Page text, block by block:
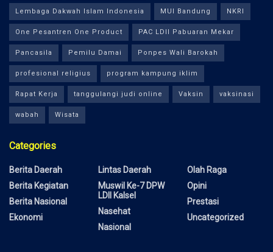
Lembaga Dakwah Islam Indonesia MUI Bandung NKRI
One Pesantren One Product PAC LDII Pabuaran Mekar
Pancasila Pemilu Damai Ponpes Wali Barokah
profesional religius program kampung iklim
Rapat Kerja tanggulangi judi online Vaksin vaksinasi
wabah Wisata
Categories
Berita Daerah
Berita Kegiatan
Berita Nasional
Ekonomi
Lintas Daerah
Muswil Ke-7 DPW
LDII Kalsel
Nasehat
Nasional
Olah Raga
Opini
Prestasi
Uncategorized